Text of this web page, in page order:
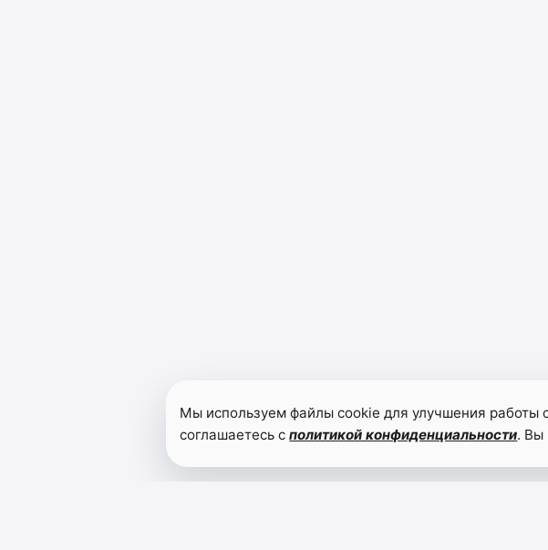
Мы используем файлы cookie для улучшения работы
соглашаетесь сполитикой конфиденциальности. Вы